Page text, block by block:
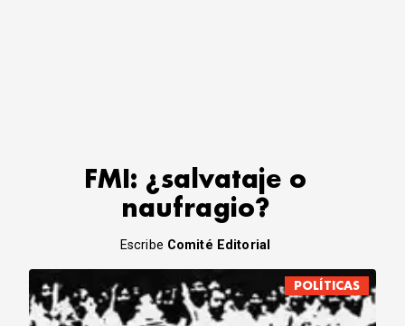
FMI: ¿salvataje o
naufragio?
Escribe Comité Editorial
POLÍTICAS